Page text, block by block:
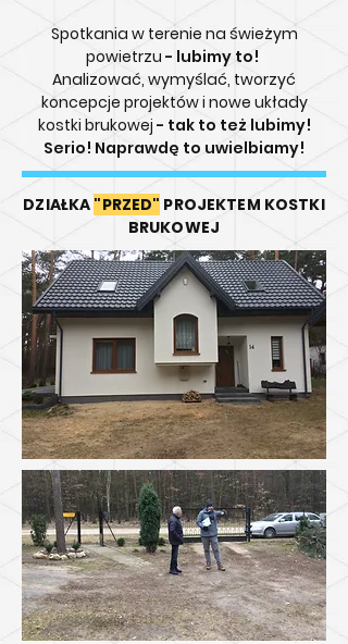
Spotkania w terenie na świeżym
powietrzu - lubimy to!
Analizować, wymyślać, tworzyć
koncepcje projektów i nowe układy
kostki brukowej - tak to też lubimy!
Serio! Naprawdę to uwielbiamy!
DZIAŁKA "PRZED" PROJEKTEM KOSTKI
BRUKOWEJ